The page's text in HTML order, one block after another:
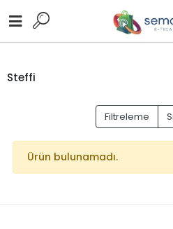
Steffi
Filtreleme
Ürün bulunamadı.